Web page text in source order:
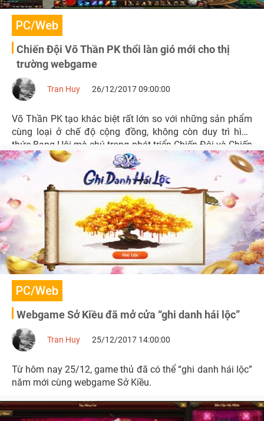
PC/Web
Chiến Đội Võ Thần PK thổi làn gió mới cho thị
trường webgame
Tran Huy 26/12/2017 09:00:00
Võ Thần PK tạo khác biệt rất lớn so với những sản phẩm
cùng loại ở chế độ cộng đồng, không còn duy trì hình
thức Bang Hội mà chú trọng phát triển Chiến Đội và Chiến
Minh nhằm phát triển cả quốc gia.
PC/Web
Webgame Sở Kiều đã mở cửa “ghi danh hái lộc”
Tran Huy 25/12/2017 14:00:00
Từ hôm nay 25/12, game thủ đã có thể “ghi danh hái lộc”
năm mới cùng webgame Sở Kiều.